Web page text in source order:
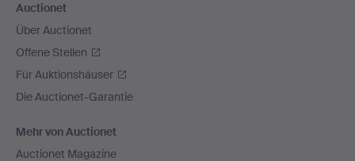
Auctionet
Über Auctionet
Offene Stellen
Für Auktionshäuser
Die Auctionet-Garantie
Mehr von Auctionet
Auctionet Magazine